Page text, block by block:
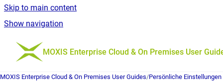
Skip to main content
Show navigation
Go to homepage
MOXIS Enterprise Cloud & On Premises User
MOXIS Enterprise Cloud & On Premises User Guides/Persönliche Einstellungen